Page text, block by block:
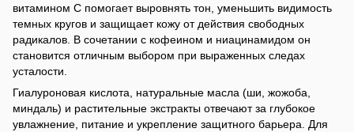
витамином С помогает выровнять тон, уменьшить видимость
темных кругов и защищает кожу от действия свободных
радикалов. В сочетании с кофеином и ниацинамидом он
становится отличным выбором при выраженных следах
усталости.
Гиалуроновая кислота, натуральные масла (ши, жожоба,
миндаль) и растительные экстракты отвечают за глубокое
увлажнение, питание и укрепление защитного барьера. Для